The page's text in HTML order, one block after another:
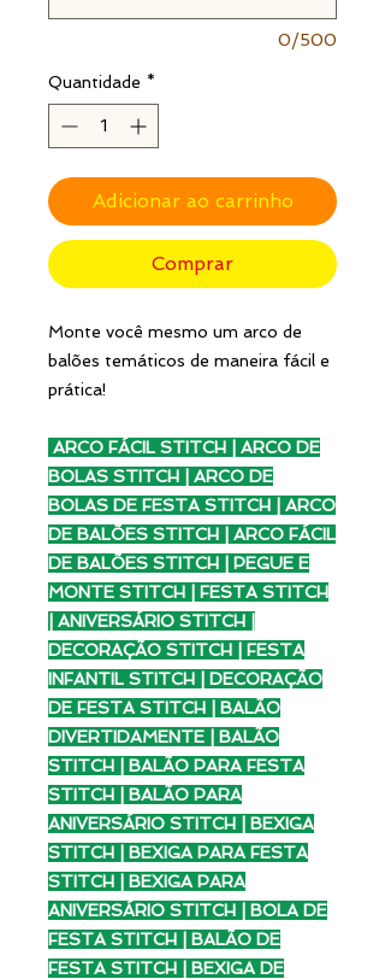
0/500
Quantidade *
Adicionar ao carrinho
Comprar
Monte você mesmo um arco de
balões temáticos de maneira fácil e
prática!
ARCO FÁCIL STITCH | ARCO DE
BOLAS STITCH | ARCO DE
BOLAS DE FESTA STITCH | ARCO
DE BALÕES STITCH | ARCO FÁCIL
DE BALÕES STITCH | PEGUE E
MONTE STITCH | FESTA STITCH
| ANIVERSÁRIO STITCH |
DECORAÇÃO STITCH | FESTA
INFANTIL STITCH | DECORAÇÃO
DE FESTA STITCH | BALÃO
DIVERTIDAMENTE | BALÃO
STITCH | BALÃO PARA FESTA
STITCH | BALÃO PARA
ANIVERSÁRIO STITCH | BEXIGA
STITCH | BEXIGA PARA FESTA
STITCH | BEXIGA PARA
ANIVERSÁRIO STITCH | BOLA DE
FESTA STITCH | BALÃO DE
FESTA STITCH | BEXIGA DE